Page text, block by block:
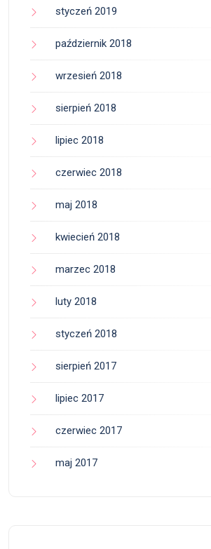
styczeń 2019
październik 2018
wrzesień 2018
sierpień 2018
lipiec 2018
czerwiec 2018
maj 2018
kwiecień 2018
marzec 2018
luty 2018
styczeń 2018
sierpień 2017
lipiec 2017
czerwiec 2017
maj 2017